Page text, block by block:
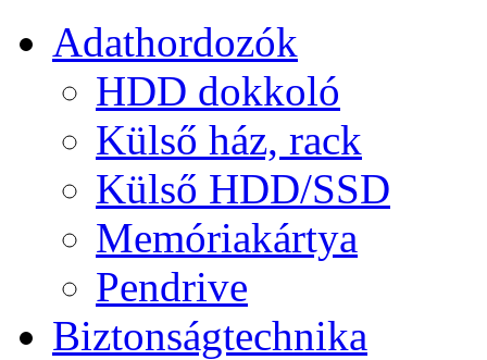
Adathordozók
HDD dokkoló
Külső ház, rack
Külső HDD/SSD
Memóriakártya
Pendrive
Biztonságtechnika